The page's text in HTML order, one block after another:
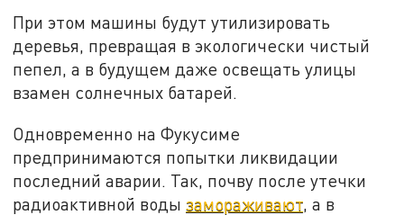
При этом машины будут утилизировать
деревья, превращая в экологически чистый
пепел, а в будущем даже освещать улицы
взамен солнечных батарей.
Одновременно на Фукусиме
предпринимаются попытки ликвидации
последний аварии. Так, почву после утечки
радиоактивной водызамораживают, а в